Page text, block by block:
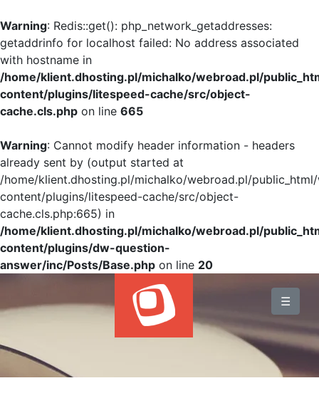
Warning: Redis::get(): php_network_getaddresses:
getaddrinfo for localhost failed: No address associated
with hostname in
/home/klient.dhosting.pl/michalko/webroad.pl/
content/plugins/litespeed-cache/src/object-
cache.cls.php on line 665
Warning: Cannot modify header information - headers
already sent by (output started at
/home/klient.dhosting.pl/michalko/webroad.pl/
content/plugins/litespeed-cache/src/object-
cache.cls.php:665) in
/home/klient.dhosting.pl/michalko/webroad.pl/
content/plugins/dw-question-
answer/inc/Posts/Base.php on line 20
☰
BLOG
WYDARZENIA
HOSTING